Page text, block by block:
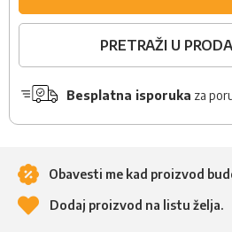
PRETRAŽI U
Besplatna isporuka za
Obavesti me kad proizvod
Dodaj proizvod na listu želja.